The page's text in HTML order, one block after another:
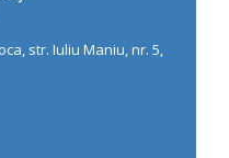
str. Iuliu Maniu, nr. 5,